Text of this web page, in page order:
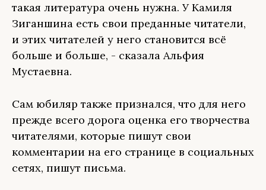
такая литература очень нужна. У Камиля
Зиганшина есть свои преданные читатели,
и этих читателей у него становится всё
больше и больше, - сказала Альфия
Мустаевна.
Сам юбиляр также признался, что для него
прежде всего дорога оценка его творчества
читателями, которые пишут свои
комментарии на его странице в социальных
сетях, пишут письма.